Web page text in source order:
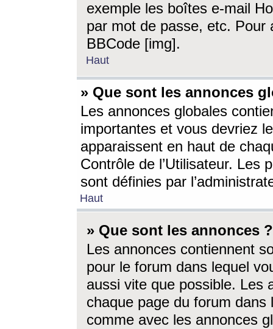
exemple les boîtes e-mail
par mot de passe, etc. Pour
BBCode [img].
Haut
» Que sont les annonces
Les annonces globales
importantes et vous devriez
apparaissent en haut de
Contrôle de l’Utilisateur. Les
sont définies par
Haut
» Que sont les annonces ?
Les annonces contiennent
pour le forum dans lequel
aussi vite que possible. Les
chaque page du forum dans
comme avec les annonces